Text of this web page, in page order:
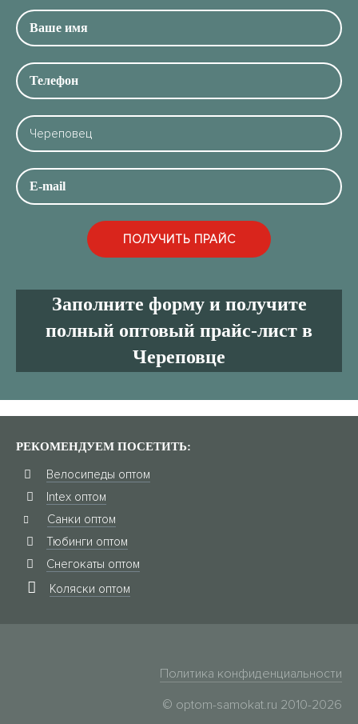
Заполните форму и получите
полный оптовый прайс-лист в
Череповце
РЕКОМЕНДУЕМ ПОСЕТИТЬ:
Велосипеды оптом
Intex оптом
Санки оптом
Тюбинги оптом
Снегокаты оптом
Коляски оптом
Политика конфиденциальности
© optom-samokat.ru 2010-2026